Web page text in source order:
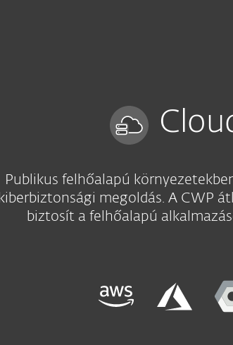
Publikus felhőalapú
kiberbiztonsági megoldás. A CWP
biztosít a felhőalapú